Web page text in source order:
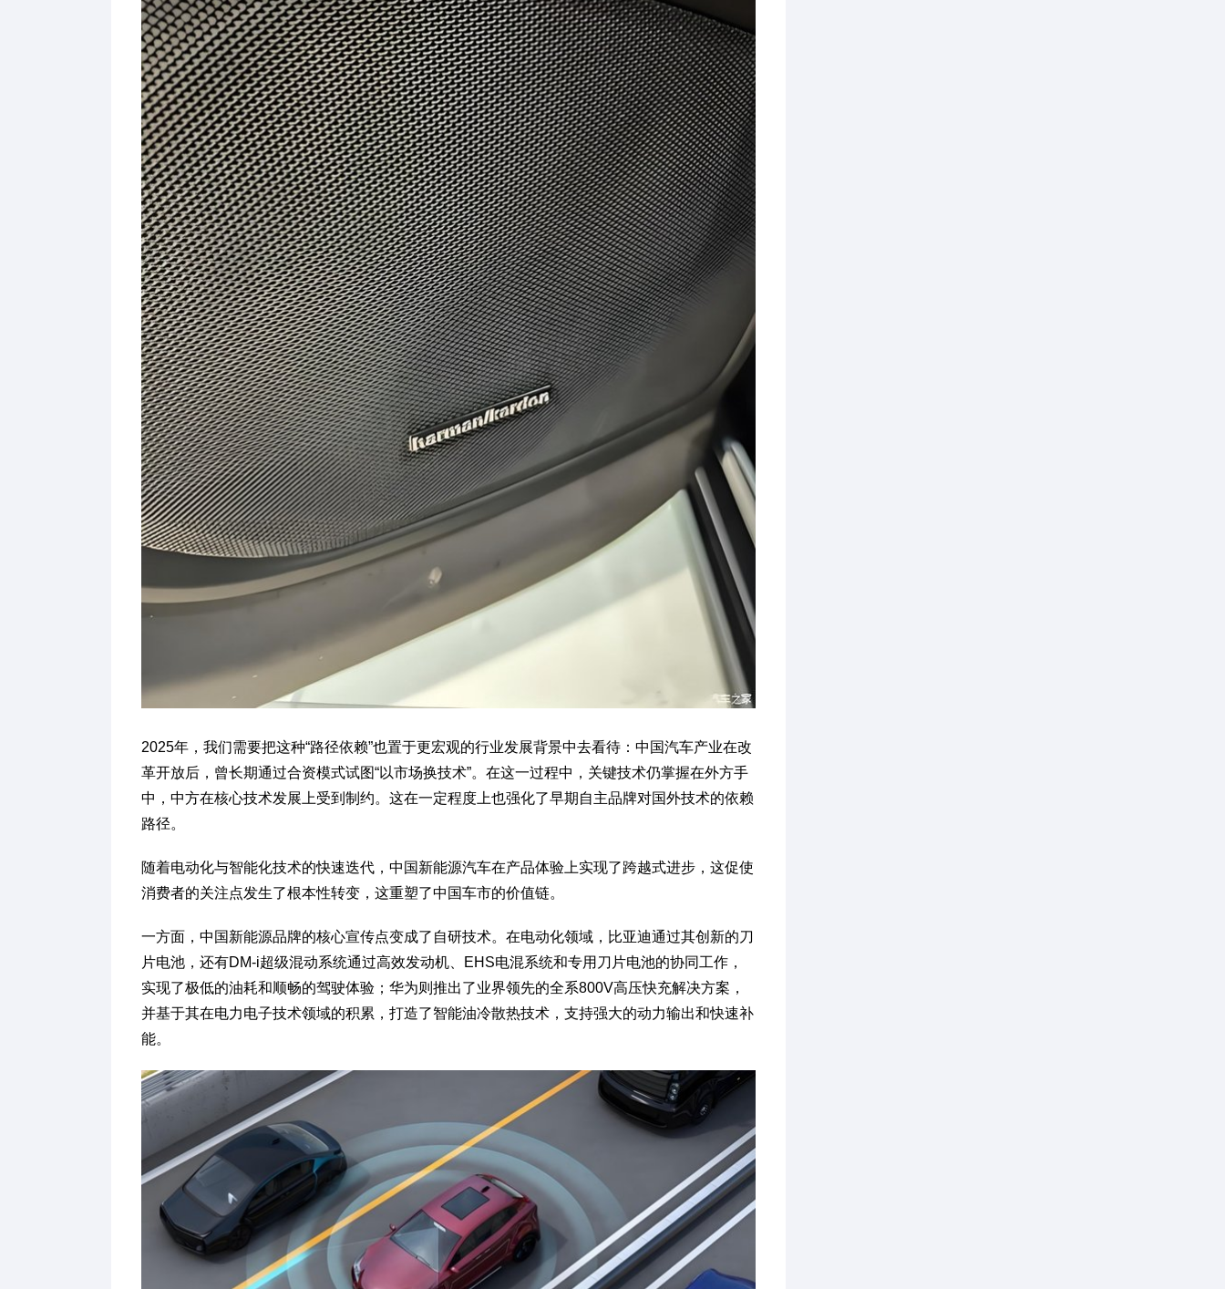
2025年，我们需要把这种“路径依赖”也置于更宏观的行业发展背景中去看待：中国汽车产业在改
革开放后，曾长期通过合资模式试图“以市场换技术”。在这一过程中，关键技术仍掌握在外方手
中，中方在核心技术发展上受到制约。这在一定程度上也强化了早期自主品牌对国外技术的依赖
路径。
随着电动化与智能化技术的快速迭代，中国新能源汽车在产品体验上实现了跨越式进步，这促使
消费者的关注点发生了根本性转变，这重塑了中国车市的价值链。
一方面，中国新能源品牌的核心宣传点变成了自研技术。在电动化领域，比亚迪通过其创新的刀
片电池，还有DM-i超级混动系统通过高效发动机、EHS电混系统和专用刀片电池的协同工作，
实现了极低的油耗和顺畅的驾驶体验；华为则推出了业界领先的全系800V高压快充解决方案，
并基于其在电力电子技术领域的积累，打造了智能油冷散热技术，支持强大的动力输出和快速补
能。